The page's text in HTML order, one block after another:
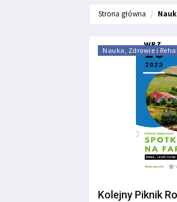
Strona główna
Nauka, Zdrowie i
Kolejny Piknik